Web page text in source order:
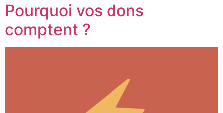
Pourquoi vos dons
comptent ?